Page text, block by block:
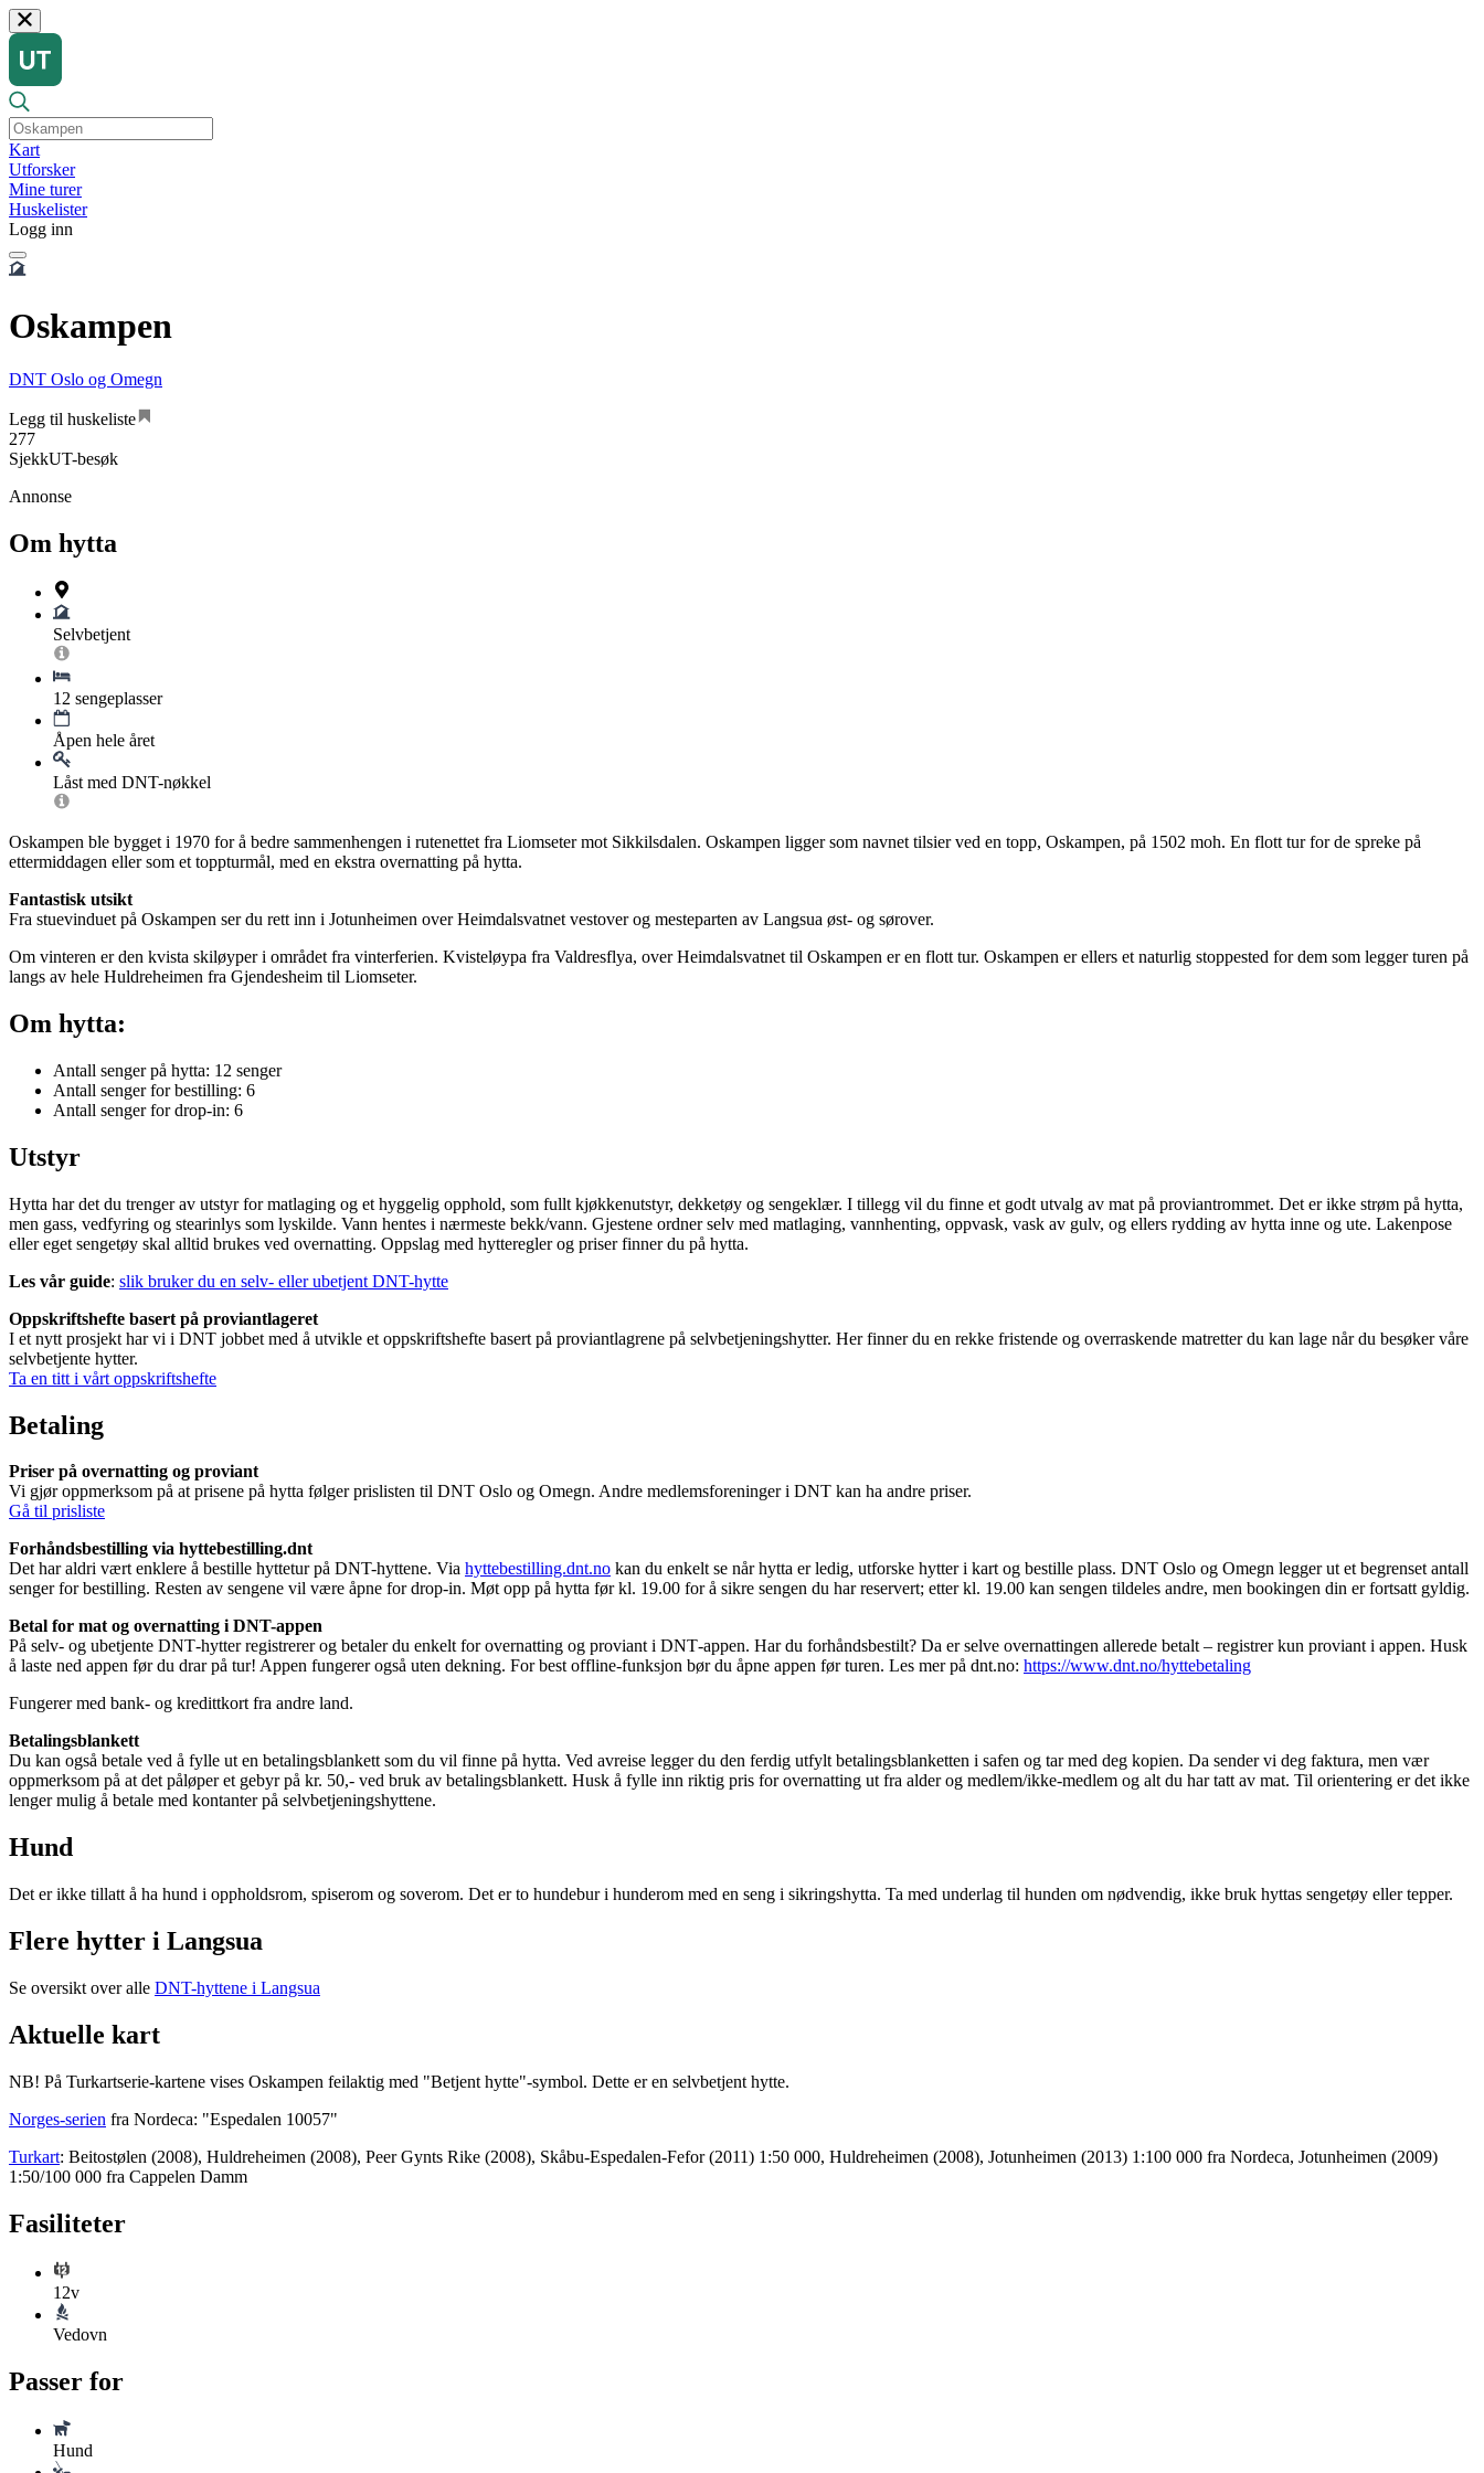
Kart
Utforsker
Mine turer
Huskelister
Logg inn
Oskampen
DNT Oslo og Omegn
Legg til huskeliste
277
SjekkUT-besøk
Annonse
Om hytta
Selvbetjent
12 sengeplasser
Åpen hele året
Låst med DNT-nøkkel
Oskampen ble bygget i 1970 for å bedre sammenhengen i rutenettet fra Liomseter mot Sikkilsdalen. Oskampen ligger som navnet tilsier ved en topp, Oskampen, på 1502 moh. En flott tur for de spreke på
ettermiddagen eller som et toppturmål, med en ekstra overnatting på hytta.
Fantastisk utsikt
Fra stuevinduet på Oskampen ser du rett inn i Jotunheimen over Heimdalsvatnet vestover og mesteparten av Langsua øst- og sørover.
Om vinteren er den kvista skiløyper i området fra vinterferien. Kvisteløypa fra Valdresflya, over Heimdalsvatnet til Oskampen er en flott tur. Oskampen er ellers et naturlig stoppested for dem som legger turen på
langs av hele Huldreheimen fra Gjendesheim til Liomseter.
Om hytta:
Antall senger på hytta: 12 senger
Antall senger for bestilling: 6
Antall senger for drop-in: 6
Utstyr
Hytta har det du trenger av utstyr for matlaging og et hyggelig opphold, som fullt kjøkkenutstyr, dekketøy og sengeklær. I tillegg vil du finne et godt utvalg av mat på proviantrommet. Det er ikke strøm på hytta,
men gass, vedfyring og stearinlys som lyskilde. Vann hentes i nærmeste bekk/vann. Gjestene ordner selv med matlaging, vannhenting, oppvask, vask av gulv, og ellers rydding av hytta inne og ute. Lakenpose
eller eget sengetøy skal alltid brukes ved overnatting. Oppslag med hytteregler og priser finner du på hytta.
Les vår guide: slik bruker du en selv- eller ubetjent DNT-hytte
Oppskriftshefte basert på proviantlageret
I et nytt prosjekt har vi i DNT jobbet med å utvikle et oppskriftshefte basert på proviantlagrene på selvbetjeningshytter. Her finner du en rekke fristende og overraskende matretter du kan lage når du besøker våre
selvbetjente hytter.
Ta en titt i vårt oppskriftshefte
Betaling
Priser på overnatting og proviant
Vi gjør oppmerksom på at prisene på hytta følger prislisten til DNT Oslo og Omegn. Andre medlemsforeninger i DNT kan ha andre priser.
Gå til prisliste
Forhåndsbestilling via hyttebestilling.dnt
Det har aldri vært enklere å bestille hyttetur på DNT-hyttene. Via hyttebestilling.dnt.no kan du enkelt se når hytta er ledig, utforske hytter i kart og bestille plass. DNT Oslo og Omegn legger ut et begrenset antall
senger for bestilling. Resten av sengene vil være åpne for drop-in. Møt opp på hytta før kl. 19.00 for å sikre sengen du har reservert; etter kl. 19.00 kan sengen tildeles andre, men bookingen din er fortsatt gyldig.
Betal for mat og overnatting i DNT-appen
På selv- og ubetjente DNT‑hytter registrerer og betaler du enkelt for overnatting og proviant i DNT‑appen. Har du forhåndsbestilt? Da er selve overnattingen allerede betalt – registrer kun proviant i appen. Husk
å laste ned appen før du drar på tur! Appen fungerer også uten dekning. For best offline‑funksjon bør du åpne appen før turen. Les mer på dnt.no: https://www.dnt.no/hyttebetaling
Fungerer med bank- og kredittkort fra andre land.
Betalingsblankett
Du kan også betale ved å fylle ut en betalingsblankett som du vil finne på hytta. Ved avreise legger du den ferdig utfylt betalingsblanketten i safen og tar med deg kopien. Da sender vi deg faktura, men vær
oppmerksom på at det påløper et gebyr på kr. 50,- ved bruk av betalingsblankett. Husk å fylle inn riktig pris for overnatting ut fra alder og medlem/ikke-medlem og alt du har tatt av mat. Til orientering er det ikke
lenger mulig å betale med kontanter på selvbetjeningshyttene.
Hund
Det er ikke tillatt å ha hund i oppholdsrom, spiserom og soverom. Det er to hundebur i hunderom med en seng i sikringshytta. Ta med underlag til hunden om nødvendig, ikke bruk hyttas sengetøy eller tepper.
Flere hytter i Langsua
Se oversikt over alle DNT-hyttene i Langsua
Aktuelle kart
NB! På Turkartserie-kartene vises Oskampen feilaktig med "Betjent hytte"-symbol. Dette er en selvbetjent hytte.
Norges-serien fra Nordeca: "Espedalen 10057"
Turkart: Beitostølen (2008), Huldreheimen (2008), Peer Gynts Rike (2008), Skåbu-Espedalen-Fefor (2011) 1:50 000, Huldreheimen (2008), Jotunheimen (2013) 1:100 000 fra Nordeca, Jotunheimen (2009)
1:50/100 000 fra Cappelen Damm
Fasiliteter
12v
Vedovn
Passer for
Hund